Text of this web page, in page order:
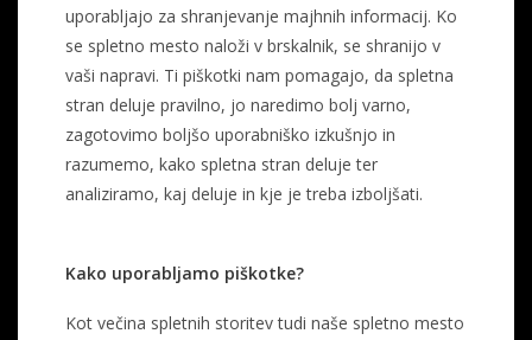
uporabljajo za shranjevanje majhnih informacij. Ko
se spletno mesto naloži v brskalnik, se shranijo v
vaši napravi. Ti piškotki nam pomagajo, da spletna
stran deluje pravilno, jo naredimo bolj varno,
zagotovimo boljšo uporabniško izkušnjo in
razumemo, kako spletna stran deluje ter
analiziramo, kaj deluje in kje je treba izboljšati.
Kako uporabljamo piškotke?
Kot večina spletnih storitev tudi naše spletno mesto